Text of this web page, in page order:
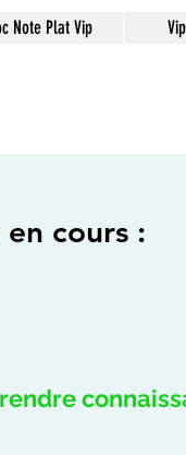
Note Plat Vip
cours :